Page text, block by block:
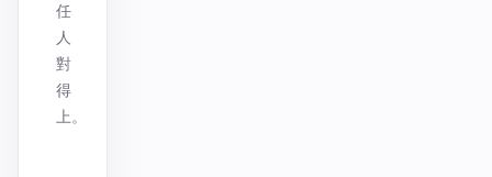
任
人
對
得
上。